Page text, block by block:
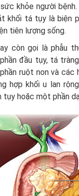
khỏe người
khối tá tụy là biện
tiên lượng sống.
còn gọi là phẫu
đầu tụy, tá
ruột non và các
hợp khối u lan
hoặc một phần